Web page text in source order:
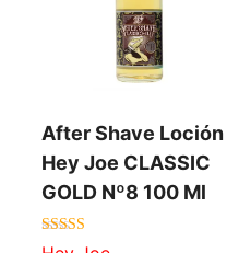
After Shave Loción
Hey Joe CLASSIC
GOLD Nº8 100 Ml
4.00